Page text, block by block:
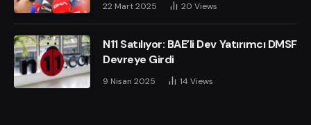
22 Mart 2025 20 Views
N11 Satılıyor: BAE’li Dev Yatırımcı DMSF
Devreye Girdi
9 Nisan 2025 14 Views